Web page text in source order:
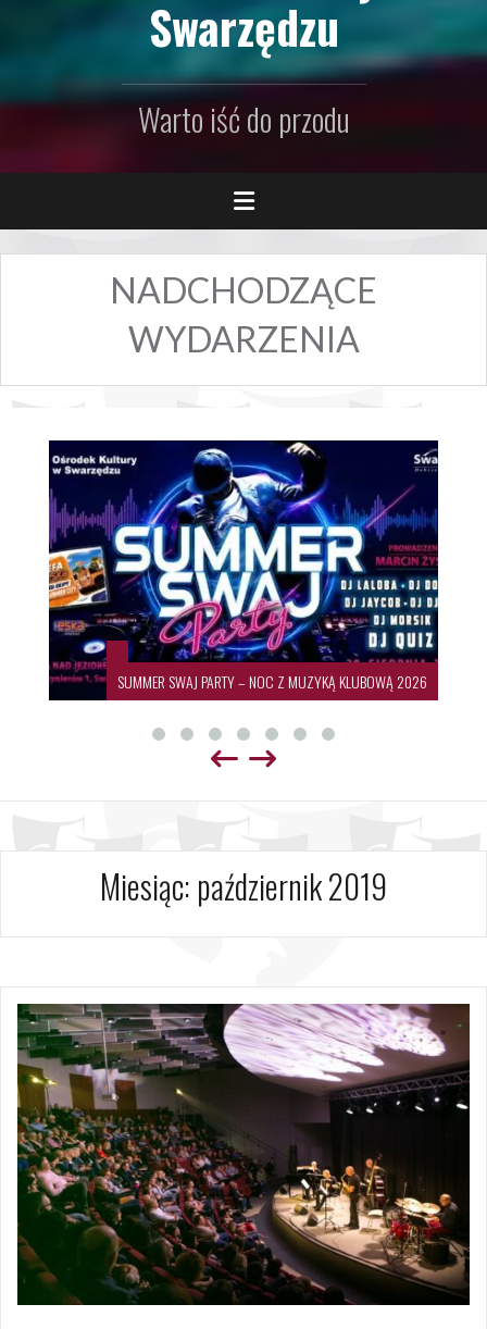
Swarzędzu
Warto iść do przodu
NADCHODZĄCE
WYDARZENIA
SUMMER SWAJ PARTY – NOC Z MUZYKĄ KLUBOWĄ 2026
Miesiąc: październik 2019